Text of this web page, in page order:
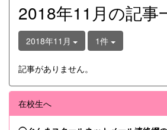
2018年11月の記事
2018年11月 1件
記事がありません。
在校生へ